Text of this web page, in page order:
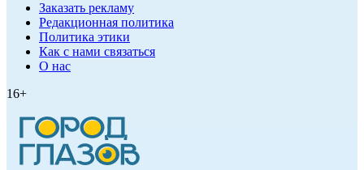
Заказать рекламу
Редакционная политика
Политика этики
Как с нами связаться
О нас
16+